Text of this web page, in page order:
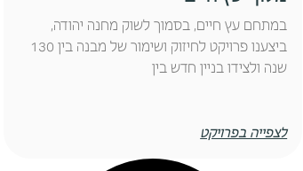
במתחם עץ חיים, בסמוך לשוק מחנה יהודה,
ביצענו פרויקט לחיזוק ושימור של מבנה בין 130
שנה ולצידו בניין חדש בין
לצפייה בפרויקט